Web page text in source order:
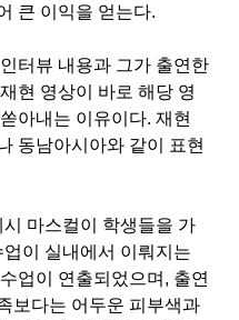
큰 이익을 얻는다.
터뷰 내용과 그가 출연한
재현 영상이 바로 해당 영
아내는 이유이다.재현
동남아시아와 같이 표현
마스컬이 학생들을 가
이 실내에서 이뤄지는
업이 연출되었으며 , 출연
보다는 어두운 피부색과